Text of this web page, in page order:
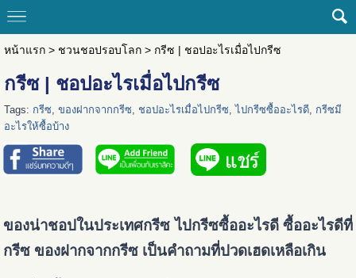
หน้าแรก> ชวนชอปรอบโลก> กรีซ | ชอปอะไรเมื่อไปกรีซ
กรีซ | ชอปอะไรเมื่อไปกรีซ
Tags: กรีซ, ของฝากจากกรีซ, ชอปอะไรเมื่อไปกรีซ,ไปกรีซซื้ออะไรดี, กรีซมี
อะไรให้ซื้อบ้าง
ของน่าชอปในประเทศกรีซ ไปกรีซซื้ออะไรดี ซื้ออะไรดีที่
กรีซ ของฝากจากกรีซ เป็นคำถามที่ปวดเฮดเหลือเกิน